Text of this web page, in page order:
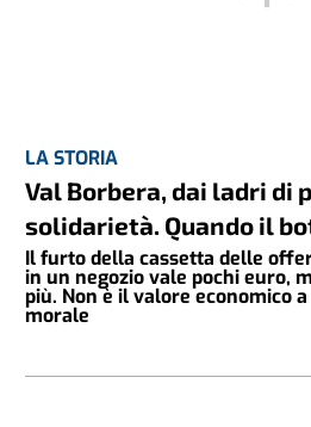
LA STORIA
Val Borbera, dai ladri di
solidarietà. Quando il
Il furto della cassetta delle
in un negozio vale pochi euro,
più. Non è il valore economico
morale